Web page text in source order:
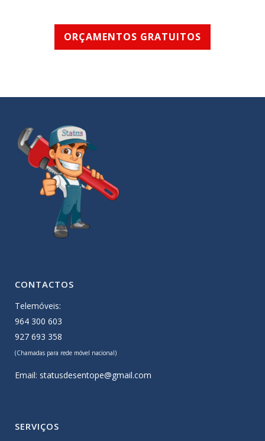
ORÇAMENTOS GRATUITOS
CONTACTOS
Telemóveis:
964 300 603
927 693 358
(Chamadas para rede móvel nacional)
Email: statusdesentope@gmail.com
SERVIÇOS